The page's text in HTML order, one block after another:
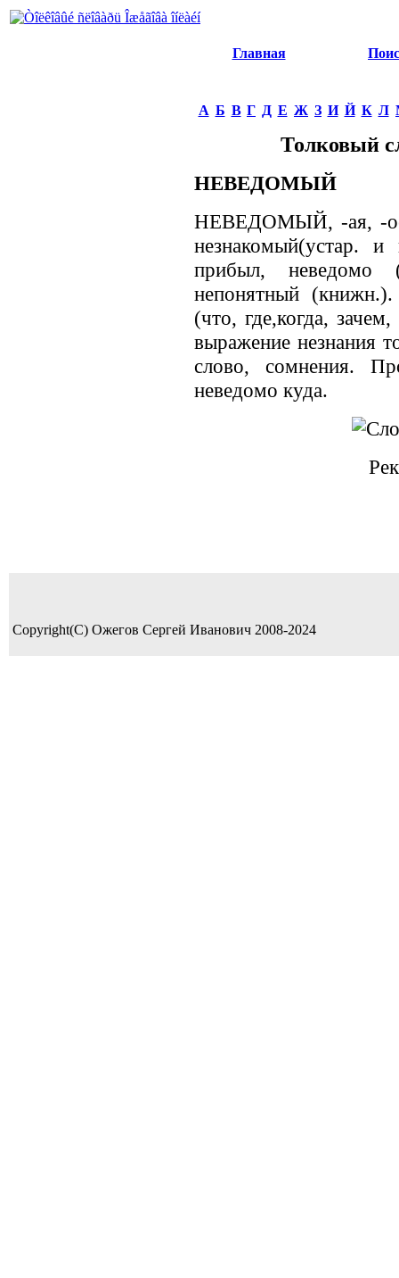
Главная
А Б В Г Д Е Ж З И Й К Л
Толковый
НЕВЕДОМЫЙ
НЕВЕДОМЫЙ, -ая, -
незнакомый(устар.
прибыл, неведомо
непонятный
(что, где,когда,
выражение незнания
слово, сомнения.
неведомо куда.
Copyright(C) Ожегов Сергей Иванович 2008-2024